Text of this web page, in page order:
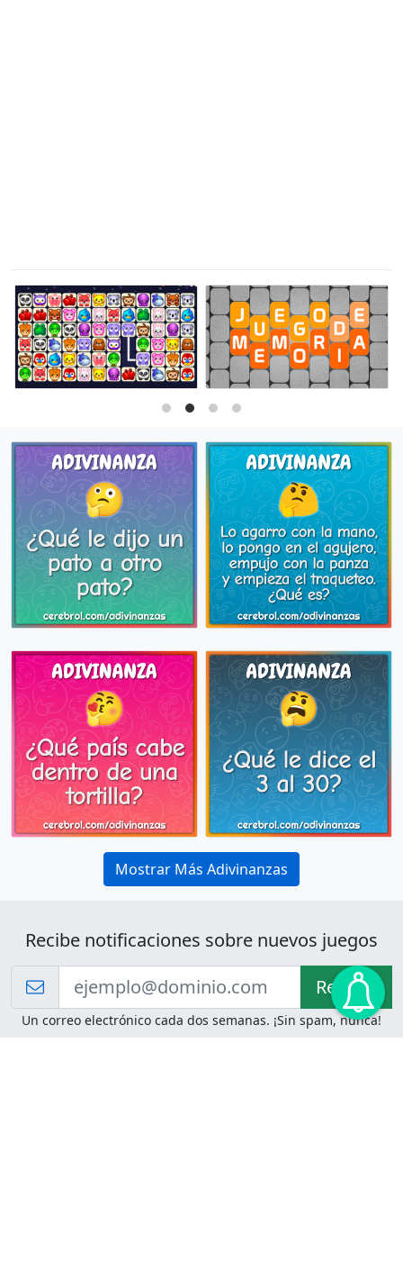
Mostrar Más Adivinanzas
Recibe notificaciones sobre nuevos juegos
Recibir!
Un correo electrónico cada dos semanas. ¡Sin spam, nunca!